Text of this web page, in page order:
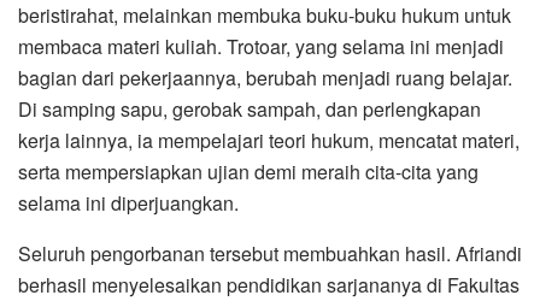
beristirahat, melainkan membuka buku-buku hukum untuk
membaca materi kuliah. Trotoar, yang selama ini menjadi
bagian dari pekerjaannya, berubah menjadi ruang belajar.
Di samping sapu, gerobak sampah, dan perlengkapan
kerja lainnya, ia mempelajari teori hukum, mencatat materi,
serta mempersiapkan ujian demi meraih cita-cita yang
selama ini diperjuangkan.
Seluruh pengorbanan tersebut membuahkan hasil. Afriandi
berhasil menyelesaikan pendidikan sarjananya di Fakultas